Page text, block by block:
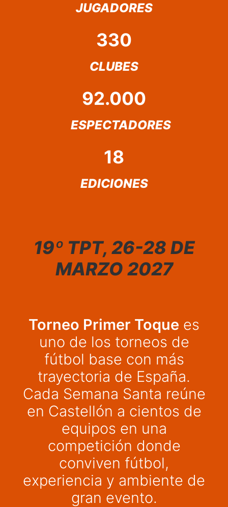
JUGADORES
330
CLUBES
92.000
ESPECTADORES
18
EDICIONES
19º TPT, 26-28 DE
MARZO 2027
Torneo Primer Toque es
uno de los torneos de
fútbol base con más
trayectoria de España.
Cada Semana Santa reúne
en Castellón a cientos de
equipos en una
competición donde
conviven fútbol,
experiencia y ambiente de
gran evento.